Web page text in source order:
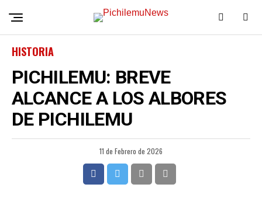
HISTORIA
PICHILEMU: BREVE
ALCANCE A LOS ALBORES
DE PICHILEMU
11 de Febrero de 2026